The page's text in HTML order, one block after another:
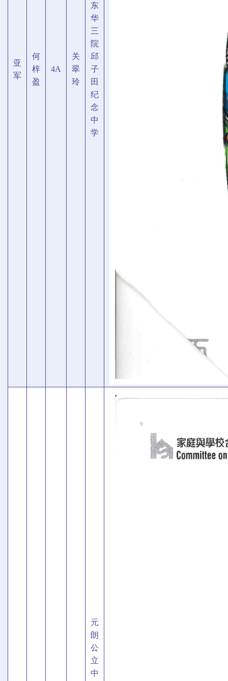
亚
军
何
梓
盈
4A
关
翠
玲
东
华
三
院
邱
子
田
纪
念
中
学
元
朗
公
立
中